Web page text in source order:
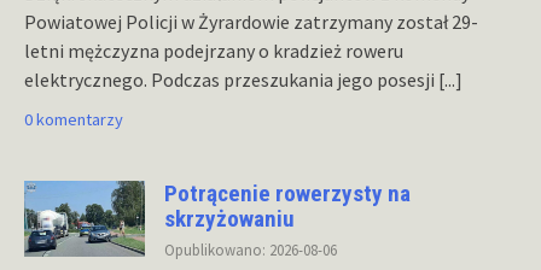
Powiatowej Policji w Żyrardowie zatrzymany został 29-
letni mężczyzna podejrzany o kradzież roweru
elektrycznego. Podczas przeszukania jego posesji [...]
0 komentarzy
Potrącenie rowerzysty na
skrzyżowaniu
Opublikowano: 2026-08-06